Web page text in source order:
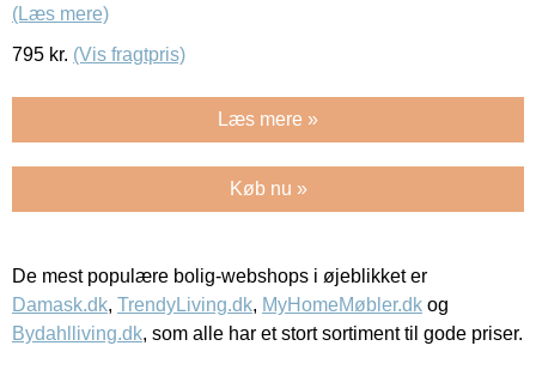
(Læs mere)
795 kr. (Vis fragtpris)
Læs mere »
Køb nu »
De mest populære bolig-webshops i øjeblikket er
Damask.dk, TrendyLiving.dk, MyHomeMøbler.dk og
Bydahlliving.dk, som alle har et stort sortiment til gode priser.